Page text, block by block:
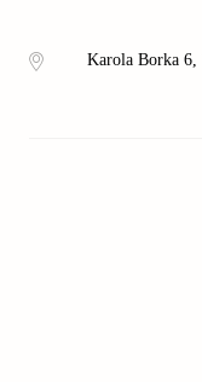
Karola Borka 6,